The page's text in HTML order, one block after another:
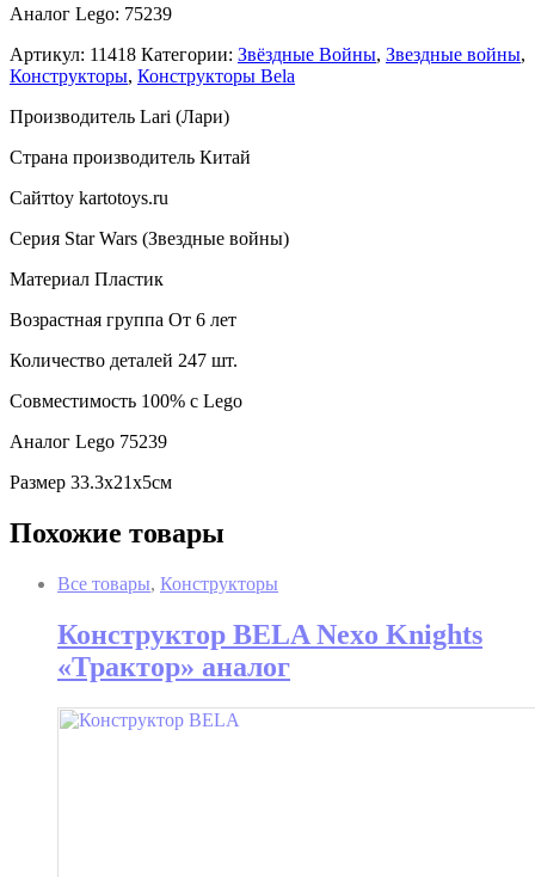
Аналог Lego: 75239
Артикул: 11418 Категории: Звёздные Войны, Звездные войны,
Конструкторы, Конструкторы Bela
Производитель Lari (Лари)
Страна производитель Китай
Сайтtoy kartotoys.ru
Серия Star Wars (Звездные войны)
Материал Пластик
Возрастная группа От 6 лет
Количество деталей 247 шт.
Совместимость 100% с Lego
Аналог Lego 75239
Размер 33.3х21х5см
Похожие товары
Все товары, Конструкторы
Конструктор BELA Nexo Knights
«Трактор» аналог